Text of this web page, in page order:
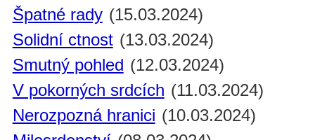
Špatné rady (15.03.2024)
Solidní ctnost (13.03.2024)
Smutný pohled (12.03.2024)
V pokorných srdcích (11.03.2024)
Nerozpozná hranici (10.03.2024)